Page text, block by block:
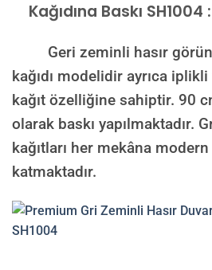
Kağıdına Baskı SH1004 :
Geri zeminli hasır
kağıdı modelidir ayrıca
kağıt özelliğine sahiptir. 90
olarak baskı yapılmaktadır.
kağıtları her mekâna
katmaktadır.